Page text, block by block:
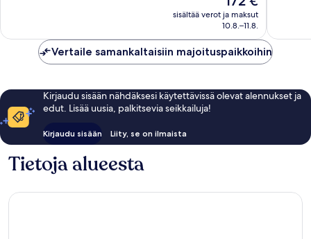
172 €
sisältää verot ja maksut
10.8.–11.8.
Vertaile samankaltaisiin majoituspaikkoihin
Kirjaudu sisään nähdäksesi käytettävissä olevat alennukset ja
edut. Lisää uusia, palkitsevia seikkailuja!
Kirjaudu sisään Liity, se on ilmaista
Tietoja alueesta